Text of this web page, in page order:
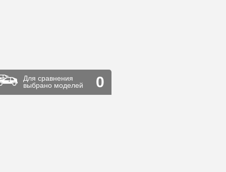
Для сравнения
выбрано моделей
0